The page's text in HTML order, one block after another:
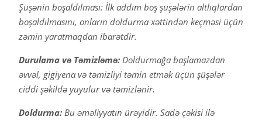
Şüşənin boşaldılması: İlk addım boş şüşələrin altlıqlardan
boşaldılmasını, onların doldurma xəttindən keçməsi üçün
zəmin yaratmaqdan ibarətdir.
Durulama və Təmizləmə:Doldurmağa başlamazdan
əvvəl, gigiyena və təmizliyi təmin etmək üçün şüşələr
ciddi şəkildə yuyulur və təmizlənir.
Doldurma:Bu əməliyyatın ürəyidir. Sadə çəkisi ilə